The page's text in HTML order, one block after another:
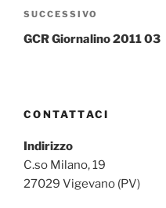
Articolo
successivo
SUCCESSIVO
GCR Giornalino 2011 03
CONTATTACI
Indirizzo
C.so Milano, 19
27029 Vigevano (PV)